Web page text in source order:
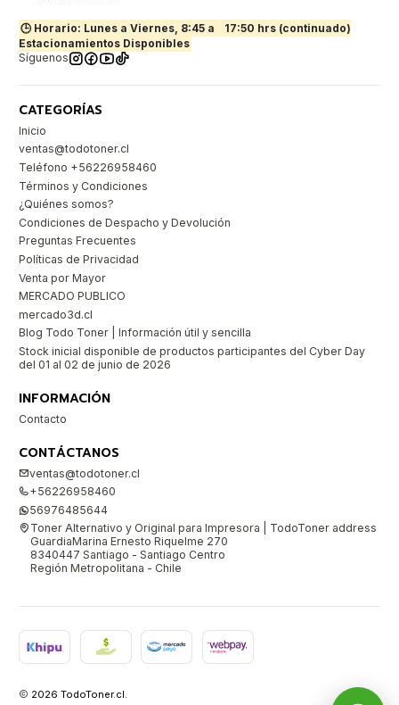
🕒 Horario: Lunes a Viernes, 8:45 a
17:50 hrs (continuado)
Estacionamientos Disponibles
Síguenos
CATEGORÍAS
Inicio
ventas@todotoner.cl
Teléfono +56226958460
Términos y Condiciones
¿Quiénes somos?
Condiciones de Despacho y Devolución
Preguntas Frecuentes
Políticas de Privacidad
Venta por Mayor
MERCADO PUBLICO
mercado3d.cl
Blog Todo Toner | Información útil y sencilla
Stock inicial disponible de productos participantes del Cyber Day
del 01 al 02 de junio de 2026
INFORMACIÓN
Contacto
CONTÁCTANOS
ventas@todotoner.cl
+56226958460
56976485644
Toner Alternativo y Original para Impresora | TodoToner address
GuardiaMarina Ernesto Riquelme 270
8340447 Santiago - Santiago Centro
Región Metropolitana - Chile
2026 TodoToner.cl.